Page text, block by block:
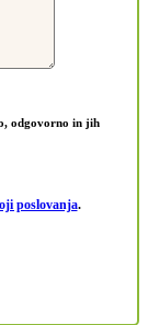
odgovorno in jih
poslovanja.